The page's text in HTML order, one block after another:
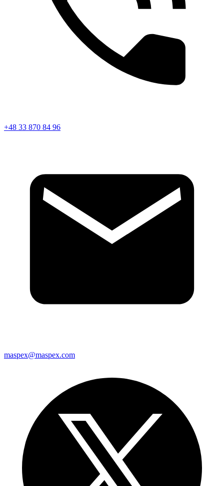
+48 33 870 84 96
maspex@maspex.com